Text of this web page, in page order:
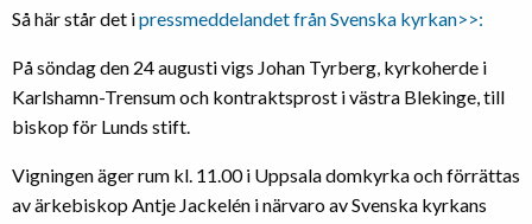
Så här står det ipressmeddelandet från Svenska kyrkan>>:
På söndag den 24 augusti vigs Johan Tyrberg, kyrkoherde i
Karlshamn-Trensum och kontraktsprost i västra Blekinge, till
biskop för Lunds stift.
Vigningen äger rum kl. 11.00 i Uppsala domkyrka och förrättas
av ärkebiskop Antje Jackelén i närvaro av Svenska kyrkans